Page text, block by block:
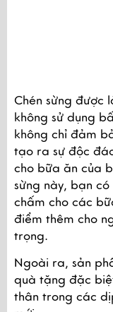
Chén sừng được
không sử dụng
không chỉ đảm
tạo ra sự độc
cho bữa ăn của
sừng này, bạn
chấm cho các
điểm thêm cho
trọng.
Ngoài ra, sản
quà tặng đặc
thân trong các